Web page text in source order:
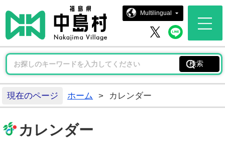
中島村ホ
Multilingual
中島村 X中島
現在のページ ホーム > カレンダー
カレンダー